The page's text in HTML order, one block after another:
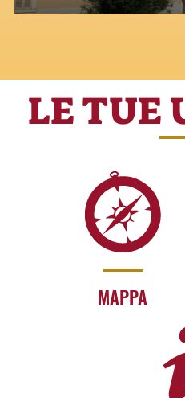
LE TUE
MAPPA